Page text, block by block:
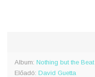
Album: Nothing but the Beat
Előadó: David Guetta